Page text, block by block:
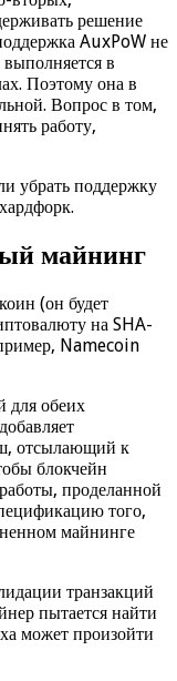
решение
AuxPoW не
выполняется в
Поэтому она в
Вопрос в том,
работу,
убрать поддержку
майнинг
(он будет
на SHA-
Namecoin
для обеих
отсылающий к
блокчейн
проделанной
того,
майнинге
транзакций
пытается найти
может произойти